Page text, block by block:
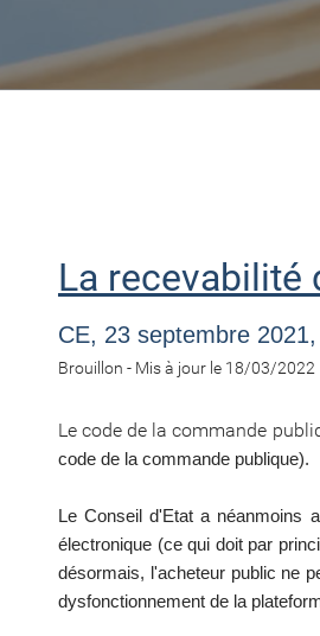
La recevabilité
CE, 23 septembre 2021,
Brouillon - Mis à jour le 18/03/2022
Le code de la commande
code de la commande publique).
Le Conseil d'Etat a néanmoins
électronique (ce qui doit par
désormais, l'acheteur public ne
dysfonctionnement de la